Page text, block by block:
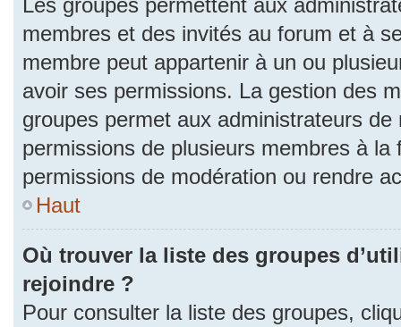
membres et des invités au forum et à
membre peut appartenir à un ou
avoir ses permissions. La gestion des
groupes permet aux administrateurs
permissions de plusieurs membres à la
permissions de modération ou rendre
Haut
Où trouver la liste des groupes
rejoindre ?
Pour consulter la liste des groupes,